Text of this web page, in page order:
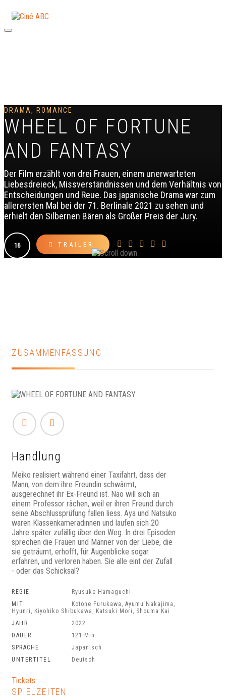
DRAMA, ROMANCE
WHEEL OF FORTUNE
AND FANTASY
Der Film erzählt von drei Frauen, einem unerwarteten
Liebesdreieck, Missverständnissen und dem Verhältnis von
Entscheidungen und Reue. Das japanische Drama war zum
allerersten Mal bei der 71. Berlinale 2021 zu sehen und
erhielt den Silbernen Bären als Großer Preis der Jury.
16 TRAILER
ZUSAMMENFASSUNG
Handlung
Meiko realisiert während einer Taxifahrt, dass der
Mann, von dem ihre Freundin schwärmt,
ausgerechnet ihr Ex-Freund ist. Nao will sich an
einem Professor rächen, weil er ihren Freund durch
seine Abschlussprüfung fallen liess. Aya und Natsuko
waren Klassenkameradinnen und laufen sich 20
Jahre später zufällig über den Weg. In drei Episoden
sprechen die Frauen und Männer von der Liebe, die
sie geträumt, erhofft, für Augenblicke sogar
erfahren, und verloren haben. Sie alle eint der Zufall
- oder das Schicksal?
REGIE
Ryusuke Hamaguchi
MIT
Kotone Furukawa, Ayumu Nakajima,
Hyunri, Kiyohiko Shibukawa, Katsuki Mori, Shouma Kai
JAHR
2022
DAUER
121 Min
SPRACHE
Japanisch
UNTERTITEL
Deutsch
Tickets
SPIELZEITEN